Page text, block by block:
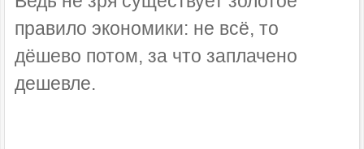
правило экономики: не всё, то
дёшево потом, за что заплачено
дешевле.